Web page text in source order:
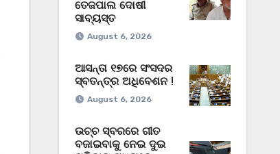
ତେଜପାଲ ଦୋଷୀ
ସାବ୍ୟସ୍ତ
August 6, 2026
ଆସନ୍ତା ୧୭ରେ ସଂସଦର
ସ୍ବତନ୍ତ୍ର ଅଧିବେଶନ !
August 6, 2026
ଉଚ୍ଚ ସ୍ବରରେ ଗୀତ
ବଜାଇବାକୁ ନେଇ ଦୁଇ